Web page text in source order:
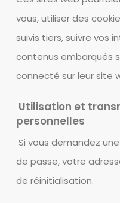
vous, utiliser des
suivis tiers, suivre vos
contenus embarqués
connecté sur leur site
Utilisation et
personnelles
Si vous demandez
de passe, votre
de réinitialisation.